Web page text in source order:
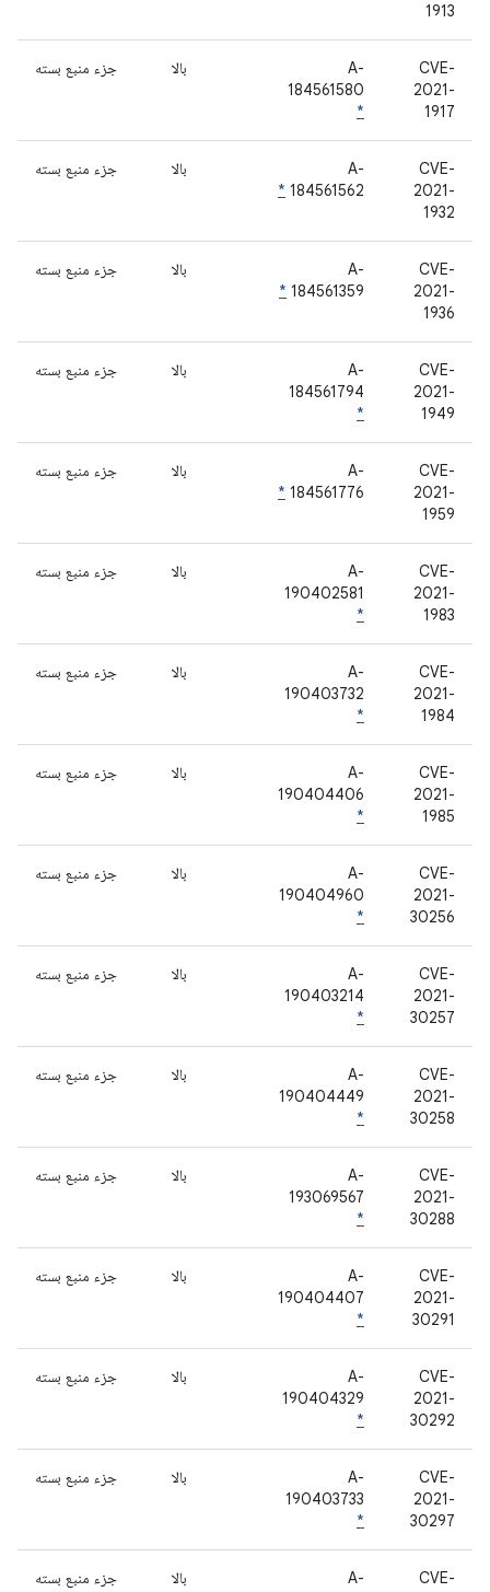
1913
CVE-
2021-
1917
A-
184561580
*
بالا جزء منبع بسته
CVE-
2021-
1932
A-
184561562
*
بالا جزء منبع بسته
CVE-
2021-
1936
A-
184561359
*
بالا جزء منبع بسته
CVE-
2021-
1949
A-
184561794
*
بالا جزء منبع بسته
CVE-
2021-
1959
A-
184561776
*
بالا جزء منبع بسته
CVE-
2021-
1983
A-
190402581
*
بالا جزء منبع بسته
CVE-
2021-
1984
A-
190403732
*
بالا جزء منبع بسته
CVE-
2021-
1985
A-
190404406
*
بالا جزء منبع بسته
CVE-
2021-
30256
A-
190404960
*
بالا جزء منبع بسته
CVE-
2021-
30257
A-
190403214
*
بالا جزء منبع بسته
CVE-
2021-
30258
A-
190404449
*
بالا جزء منبع بسته
CVE-
2021-
30288
A-
193069567
*
بالا جزء منبع بسته
CVE-
2021-
30291
A-
190404407
*
بالا جزء منبع بسته
CVE-
2021-
30292
A-
190404329
*
بالا جزء منبع بسته
CVE-
2021-
30297
A-
190403733
*
بالا جزء منبع بسته
CVE-
A-
بالا جزء منبع بسته